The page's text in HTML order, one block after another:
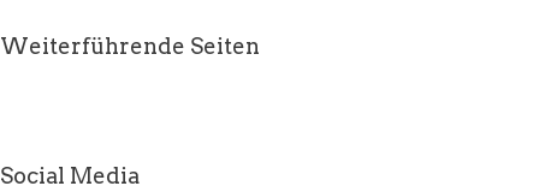
Weiterführende Seiten
Social Media